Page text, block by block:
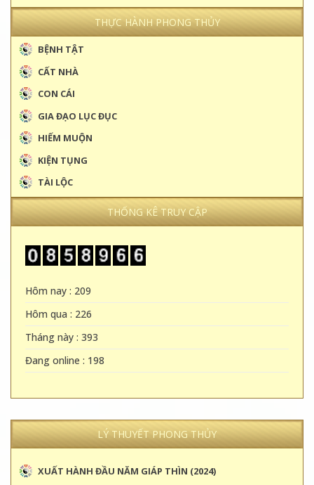
THỰC HÀNH PHONG THỦY
BỆNH TẬT
CẤT NHÀ
CON CÁI
GIA ĐẠO LỤC ĐỤC
HIẾM MUỘN
KIỆN TỤNG
TÀI LỘC
THỐNG KÊ TRUY CẬP
Hôm nay : 209
Hôm qua : 226
Tháng này : 393
Đang online : 198
LÝ THUYẾT PHONG THỦY
XUẤT HÀNH ĐẦU NĂM GIÁP THÌN (2024)